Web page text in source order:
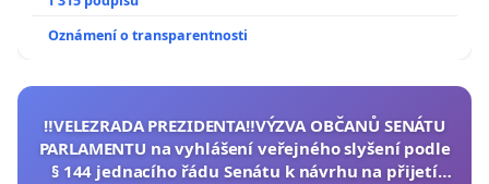
Oznámení o transparentnosti
‼️VELEZRADA PREZIDENTA‼️VÝZVA OBČANŮ SENÁTU
PARLAMENTU na vyhlášení veřejného slyšení podle
§ 144 jednacího řádu Senátu k návrhu na přijetí